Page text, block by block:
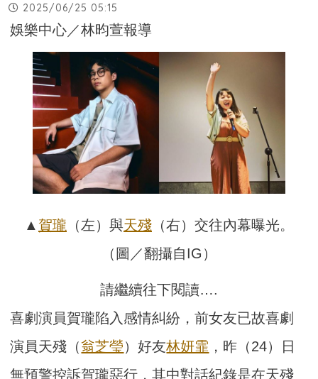
2025/06/25 05:15
娛樂中心／林昀萱報導
▲ 賀瓏 （左）與天殘 （右）交往內幕曝光。
（圖／翻攝自IG）
請繼續往下閱讀….
喜劇演員賀瓏陷入感情糾紛，前女友已故喜劇
演員天殘（翁芝瑩）好友林妍霏 ，昨（24）日
無預警控訴賀瓏惡行，其中對話紀錄是在天殘